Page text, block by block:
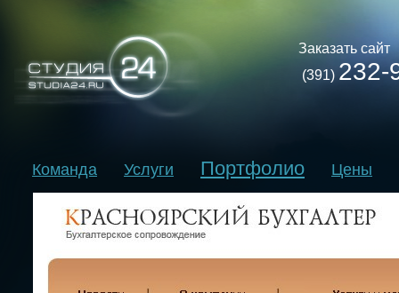
Заказать сайт
(391) 232-
Команда Услуги Портфолио Цены